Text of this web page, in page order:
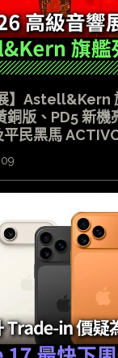
】Astell&Kern
銅版、PD5 新機
平民黑馬